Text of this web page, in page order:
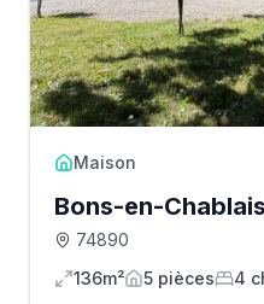
Maison
Bons-en-Chablais
74890
136m²
5 pièces 4